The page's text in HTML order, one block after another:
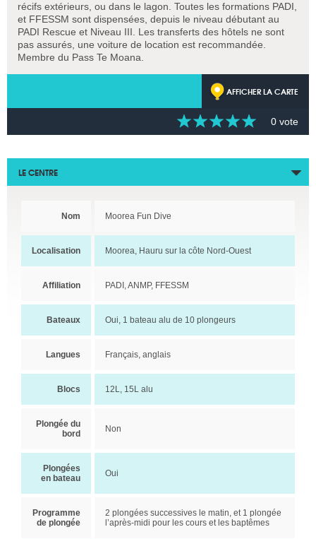
récifs extérieurs, ou dans le lagon. Toutes les formations PADI,
et FFESSM sont dispensées, depuis le niveau débutant au
PADI Rescue et Niveau III. Les transferts des hôtels ne sont
pas assurés, une voiture de location est recommandée.
Membre du Pass Te Moana.
AFFICHER LA CARTE
0 vote
LE CENTRE
Nom Moorea Fun Dive
Localisation Moorea, Hauru sur la côte Nord-Ouest
Affiliation PADI, ANMP, FFESSM
Bateaux Oui, 1 bateau alu de 10 plongeurs
Langues Français, anglais
Blocs 12L, 15L alu
Plongée du
bord
Non
Plongées
en bateau
Oui
Programme
de plongée
2 plongées successives le matin, et 1 plongée
l’après-midi pour les cours et les baptêmes